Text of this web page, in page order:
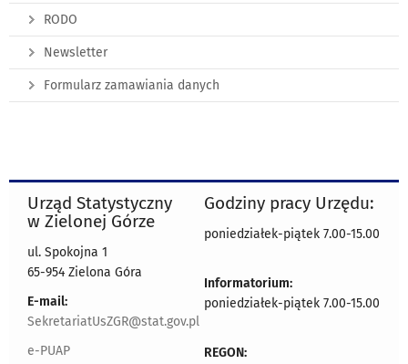
RODO
Newsletter
Formularz zamawiania danych
Urząd Statystyczny
w Zielonej Górze
ul. Spokojna 1
65-954 Zielona Góra
E-mail:
SekretariatUsZGR@stat.gov.pl
e-PUAP
Godziny pracy Urzędu:
poniedziałek-piątek 7.00-15.00
Informatorium:
poniedziałek-piątek 7.00-15.00
REGON: